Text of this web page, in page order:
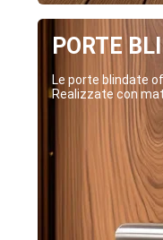
PORTE
Le porte blindate
Realizzate con